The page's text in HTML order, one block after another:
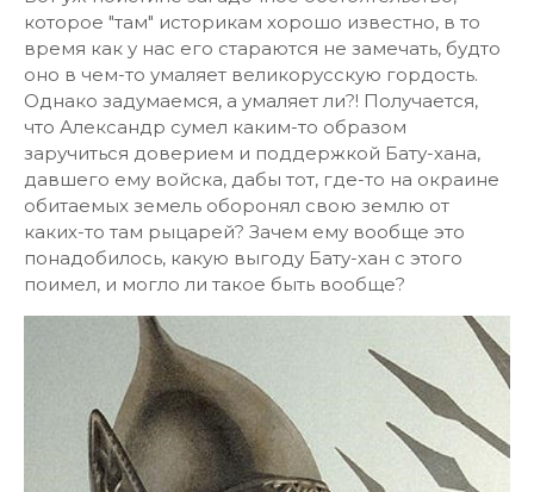
которое "там" историкам хорошо известно, в то
время как у нас его стараются не замечать, будто
оно в чем-то умаляет великорусскую гордость.
Однако задумаемся, а умаляет ли?! Получается,
что Александр сумел каким-то образом
заручиться доверием и поддержкой Бату-хана,
давшего ему войска, дабы тот, где-то на окраине
обитаемых земель оборонял свою землю от
каких-то там рыцарей? Зачем ему вообще это
понадобилось, какую выгоду Бату-хан с этого
поимел, и могло ли такое быть вообще?